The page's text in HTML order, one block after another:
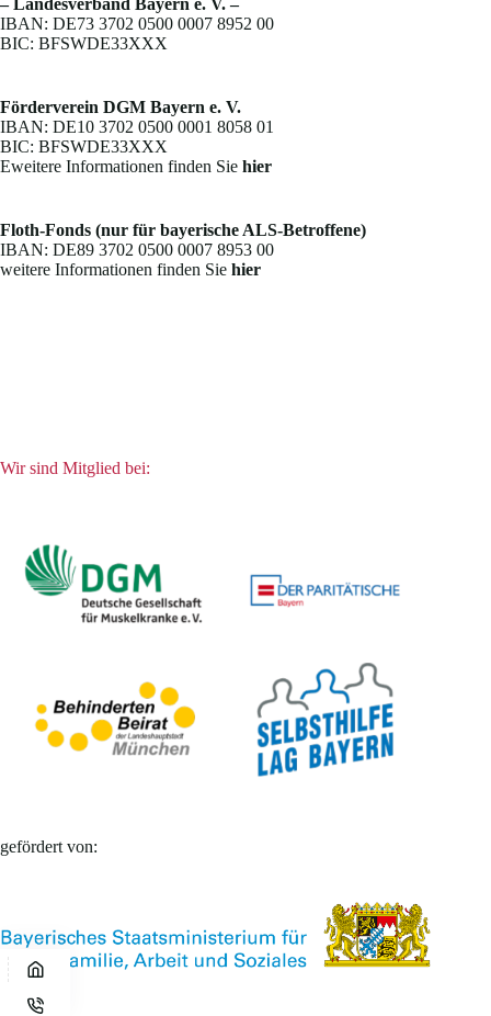
– Landesverband Bayern e. V. –
IBAN: DE73 3702 0500 0007 8952 00
BIC: BFSWDE33XXX
Förderverein DGM Bayern e. V.
IBAN: DE10 3702 0500 0001 8058 01
BIC: BFSWDE33XXX
Eweitere Informationen finden Sie hier
Floth-Fonds (nur für bayerische ALS-Betroffene)
IBAN: DE89 3702 0500 0007 8953 00
weitere Informationen finden Sie hier
Wir sind Mitglied bei:
gefördert von: